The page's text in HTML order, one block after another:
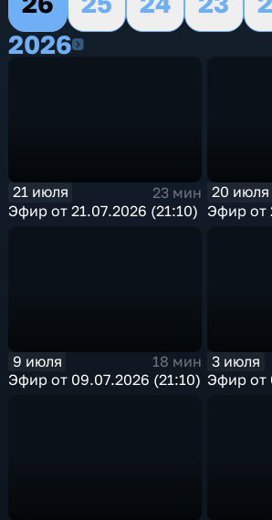
20262026
21 июля
23 мин
Эфир от 21.07.2026 (21:10)
20 июля
Эфир от
9 июля
18 мин
Эфир от 09.07.2026 (21:10)
3 июля
Эфир от